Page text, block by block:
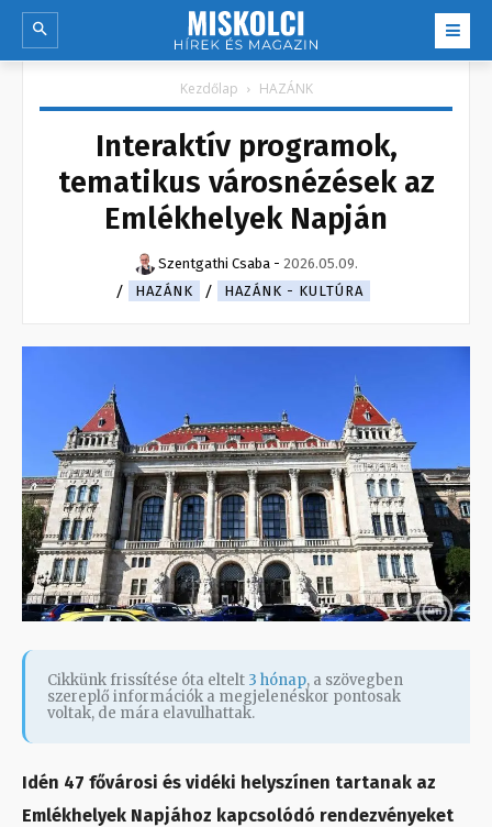
Kezdőlap HAZÁNK
Interaktív programok,
tematikus városnézések az
Emlékhelyek Napján
Szentgathi Csaba - 2026.05.09.
HAZÁNK
HAZÁNK - KULTÚRA
Cikkünk frissítése óta eltelt 3 hónap, a szövegben
szereplő információk a megjelenéskor pontosak
voltak, de mára elavulhattak.
Idén 47 fővárosi és vidéki helyszínen tartanak az
Emlékhelyek Napjához kapcsolódó rendezvényeket